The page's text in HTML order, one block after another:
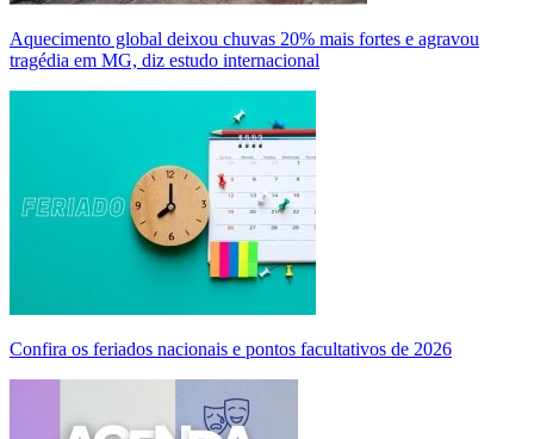
Aquecimento global deixou chuvas 20% mais fortes e agravou
tragédia em MG, diz estudo internacional
Confira os feriados nacionais e pontos facultativos de 2026